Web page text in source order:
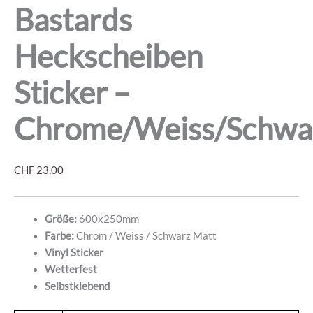
Bastards
Heckscheiben
Sticker –
Chrome/Weiss/
CHF 23,00
Größe:600x250mm
Farbe:Chrom / Weiss / Schwarz Matt
Vinyl Sticker
Wetterfest
Selbstklebend